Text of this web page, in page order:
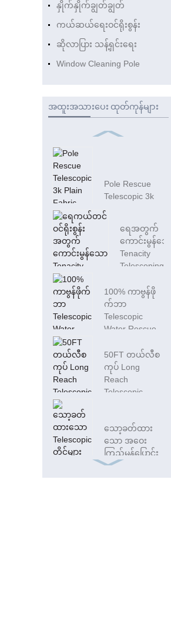
နှိုက်နှိုက်ချွတ်ချွတ်
ကယ်ဆယ်ရေးဝင်ရိုးစွန်း
ဆိုလာပြား သန့်ရှင်းရေး
Window Cleaning Pole
အထူးအသားပေး ထုတ်ကုန်များ
Pole Rescue
Telescopic 3k
Plain Fabric
Carbon Pool T...
ရေအတွက်
ကောင်းမွန်သော
Tenacity
Telescoping
Poles...
100% ကာဗွန်ဖို
က်ဘာ
Telescopic
Water Rescue
50FT တယ်လီစ
ကုပ် Long
Reach
Telescopic
သော့ခတ်ထား
သော အဝေး
ကြည့်မှန်ပြောင်း
25 ပေရှိသော